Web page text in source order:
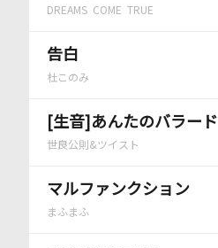
DREAMS COME TRUE
告白
杜このみ
[生音]あんたのバラード
世良公則&ツイスト
マルファンクション
まふまふ